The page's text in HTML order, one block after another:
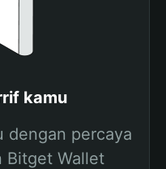
kamu
dengan percaya
Bitget Wallet